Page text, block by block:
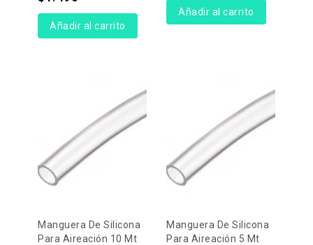
Añadir al carrito
Añadir al carrito
Manguera De Silicona
Para Aireación 10 Mt
Manguera De Silicona
Para Aireación 5 Mt